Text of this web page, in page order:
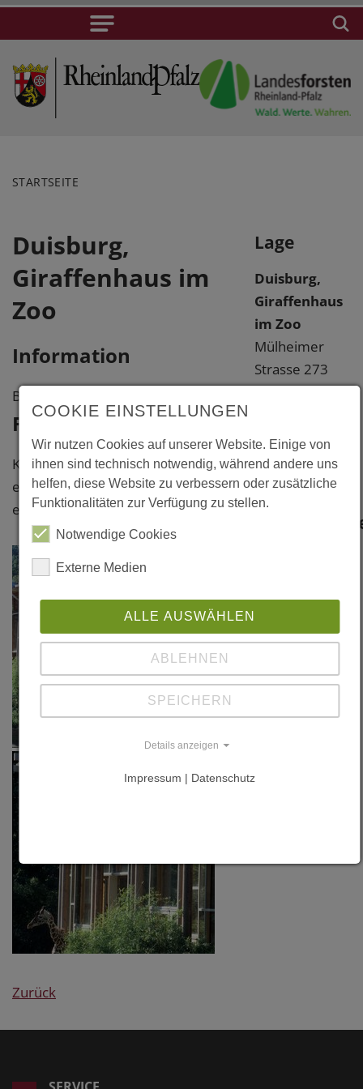
STARTSEITE
Duisburg,
Giraffenhaus im
Zoo
Information
Baujahr: 2000
Fotos
Klicken Sie bitte auf das Foto, um
eine vergrößerte Darstellung zu
erhalten.
Zurück
Lage
Duisburg,
Giraffenhaus
im Zoo
Mülheimer
Strasse 273
47068
Kreisfreie
Stadt Duisburg
Weitere
www.zoo-
COOKIE EINSTELLUNGEN
Wir nutzen Cookies auf unserer Website. Einige von
ihnen sind technisch notwendig, während andere uns
helfen, diese Website zu verbessern oder zusätzliche
Funktionalitäten zur Verfügung zu stellen.
Notwendige Cookies
Externe Medien
ALLE AUSWÄHLEN
ABLEHNEN
SPEICHERN
Details anzeigen
Impressum | Datenschutz